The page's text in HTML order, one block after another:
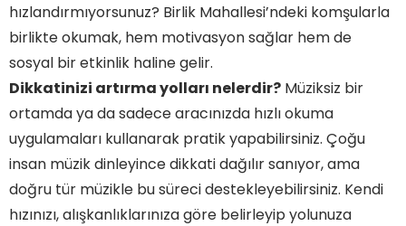
hızlandırmıyorsunuz? Birlik Mahallesi’ndeki komşularla
birlikte okumak, hem motivasyon sağlar hem de
sosyal bir etkinlik haline gelir.
Dikkatinizi artırma yolları nelerdir? Müziksiz bir
ortamda ya da sadece aracınızda hızlı okuma
uygulamaları kullanarak pratik yapabilirsiniz. Çoğu
insan müzik dinleyince dikkati dağılır sanıyor, ama
doğru tür müzikle bu süreci destekleyebilirsiniz. Kendi
hızınızı, alışkanlıklarınıza göre belirleyip yolunuza